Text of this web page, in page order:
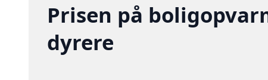
Prisen på
dyrere